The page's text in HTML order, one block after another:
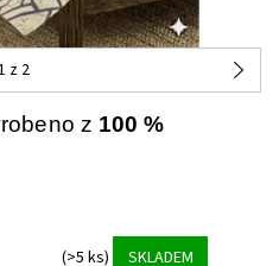
z 2
z 100 %
(>5 ks) SKLADEM